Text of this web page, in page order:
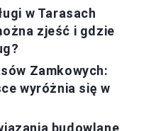
w Tarasach
zjeść i gdzie
Zamkowych:
wyróżnia się w